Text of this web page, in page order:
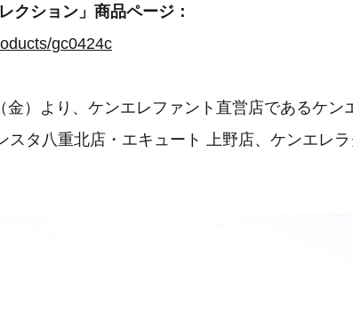
クション」商品ページ：
gc0424c
金）より、ケンエレファント直営店であるケン
スタ八重北店・エキュート 上野店、ケンエレ